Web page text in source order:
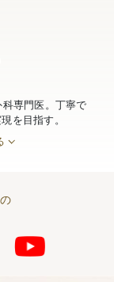
専門医。丁寧で
を目指す。